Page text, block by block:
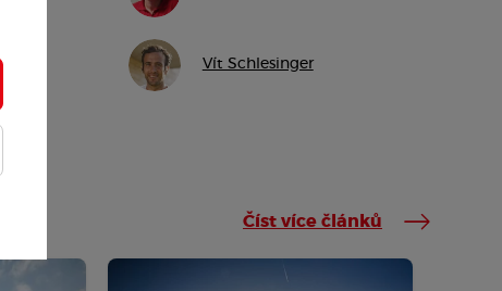
Vít Schlesinger
Číst více článků